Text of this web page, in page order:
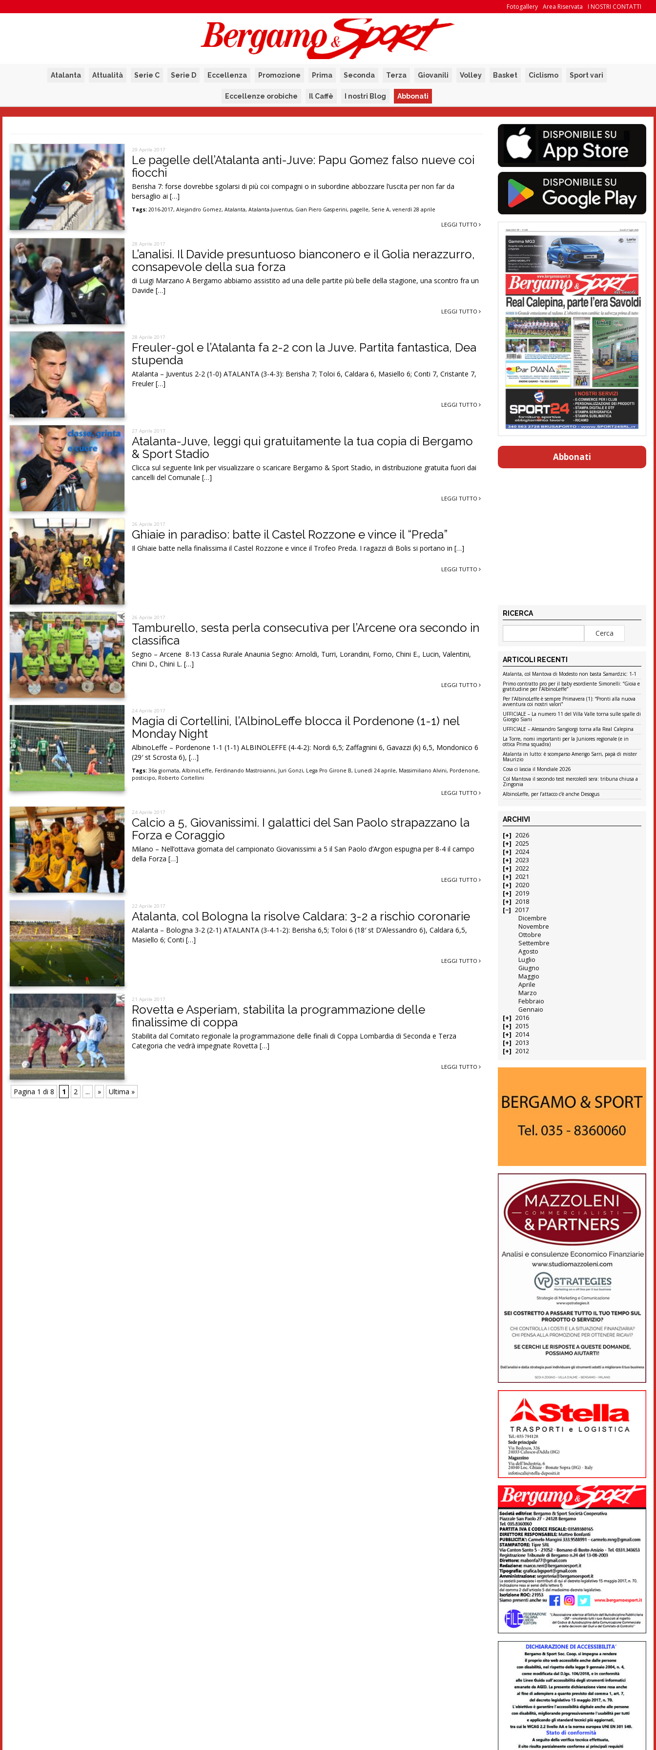
I NOSTRI CONTATTI
Area Riservata
Fotogallery
Atalanta Attualità Serie C Serie D Eccellenza Promozione Prima Seconda Terza Giovanili Volley Basket Ciclismo Sport vari
Eccellenze orobiche Il Caffè I nostri Blog Abbonati
29 Aprile 2017
Le pagelle dell’Atalanta anti-Juve: Papu Gomez falso nueve coi
fiocchi
Berisha 7: forse dovrebbe sgolarsi di più coi compagni o in subordine abbozzare l’uscita per non far da
bersaglio ai […]
Tags: 2016-2017,Alejandro Gomez,Atalanta,Atalanta-Juventus, Gian Piero Gasperini, pagelle, Serie A,venerdì 28 aprile
LEGGI TUTTO
28 Aprile 2017
L’analisi. Il Davide presuntuoso bianconero e il Golia nerazzurro,
consapevole della sua forza
di Luigi Marzano A Bergamo abbiamo assistito ad una delle partite più belle della stagione, una scontro fra un
Davide […]
LEGGI TUTTO
28 Aprile 2017
Freuler-gol e l’Atalanta fa 2-2 con la Juve. Partita fantastica, Dea
stupenda
Atalanta – Juventus 2-2 (1-0) ATALANTA (3-4-3): Berisha 7; Toloi 6, Caldara 6, Masiello 6; Conti 7, Cristante 7,
Freuler […]
LEGGI TUTTO
27 Aprile 2017
Atalanta-Juve, leggi qui gratuitamente la tua copia di Bergamo
& Sport Stadio
Clicca sul seguente link per visualizzare o scaricare Bergamo & Sport Stadio, in distribuzione gratuita fuori dai
cancelli del Comunale […]
LEGGI TUTTO
26 Aprile 2017
Ghiaie in paradiso: batte il Castel Rozzone e vince il “Preda”
Il Ghiaie batte nella finalissima il Castel Rozzone e vince il Trofeo Preda. I ragazzi di Bolis si portano in […]
LEGGI TUTTO
26 Aprile 2017
Tamburello, sesta perla consecutiva per l’Arcene ora secondo in
classifica
Segno – Arcene 8-13 Cassa Rurale Anaunia Segno: Arnoldi, Turri, Lorandini, Forno, Chini E., Lucin, Valentini,
Chini D., Chini L. […]
LEGGI TUTTO
24 Aprile 2017
Magia di Cortellini, l’AlbinoLeffe blocca il Pordenone (1-1) nel
Monday Night
AlbinoLeffe – Pordenone 1-1 (1-1) ALBINOLEFFE (4-4-2): Nordi 6,5; Zaffagnini 6, Gavazzi (k) 6,5, Mondonico 6
(29′ st Scrosta 6), […]
Tags: 36a giornata,AlbinoLeffe, Ferdinando Mastroianni, Juri Gonzi, Lega Pro Girone B, Lunedì 24 aprile, Massimiliano Alvini, Pordenone,
posticipo, Roberto Cortellini
LEGGI TUTTO
24 Aprile 2017
Calcio a 5, Giovanissimi. I galattici del San Paolo strapazzano la
Forza e Coraggio
Milano – Nell’ottava giornata del campionato Giovanissimi a 5 il San Paolo d’Argon espugna per 8-4 il campo
della Forza […]
LEGGI TUTTO
22 Aprile 2017
Atalanta, col Bologna la risolve Caldara: 3-2 a rischio coronarie
Atalanta – Bologna 3-2 (2-1) ATALANTA (3-4-1-2): Berisha 6,5; Toloi 6 (18′ st D’Alessandro 6), Caldara 6,5,
Masiello 6; Conti […]
LEGGI TUTTO
21 Aprile 2017
Rovetta e Asperiam, stabilita la programmazione delle
finalissime di coppa
Stabilita dal Comitato regionale la programmazione delle finali di Coppa Lombardia di Seconda e Terza
Categoria che vedrà impegnate Rovetta […]
LEGGI TUTTO
Pagina 1 di 8 1 2 ... » Ultima »
Abbonati
RICERCA
ARTICOLI RECENTI
Atalanta, col Mantova di Modesto non basta Samardzic: 1-1
Primo contratto pro per il baby esordiente Simonelli: “Gioia e
gratitudine per l’AlbinoLeffe”
Per l’AlbinoLeffe è sempre Primavera (1): “Pronti alla nuova
avventura coi nostri valori”
UFFICIALE – La numero 11 del Villa Valle torna sulle spalle di
Giorgio Siani
UFFICIALE – Alessandro Sangiorgi torna alla Real Calepina
La Torre, nomi importanti per la Juniores regionale (e in
ottica Prima squadra)
Atalanta in lutto: è scomparso Amerigo Sarri, papà di mister
Maurizio
Cosa ci lascia il Mondiale 2026
Col Mantova il secondo test mercoledì sera: tribuna chiusa a
Zingonia
AlbinoLeffe, per l’attacco c’è anche Desogus
ARCHIVI
2026
2025
2024
2023
2022
2021
2020
2019
2018
2017
Dicembre
Novembre
Ottobre
Settembre
Agosto
Luglio
Giugno
Maggio
Aprile
Marzo
Febbraio
Gennaio
2016
2015
2014
2013
2012